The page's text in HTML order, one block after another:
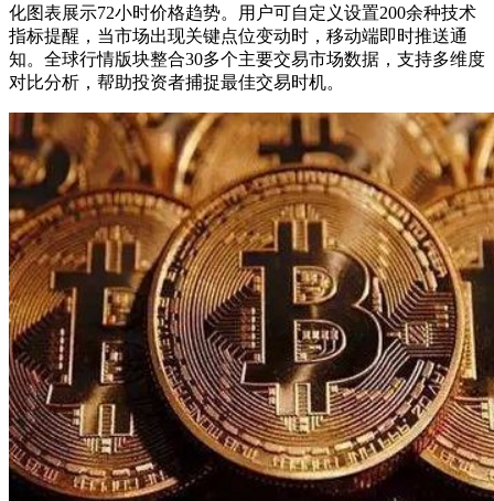
化图表展示72小时价格趋势。用户可自定义设置200余种技术
指标提醒，当市场出现关键点位变动时，移动端即时推送通
知。全球行情版块整合30多个主要交易市场数据，支持多维度
对比分析，帮助投资者捕捉最佳交易时机。